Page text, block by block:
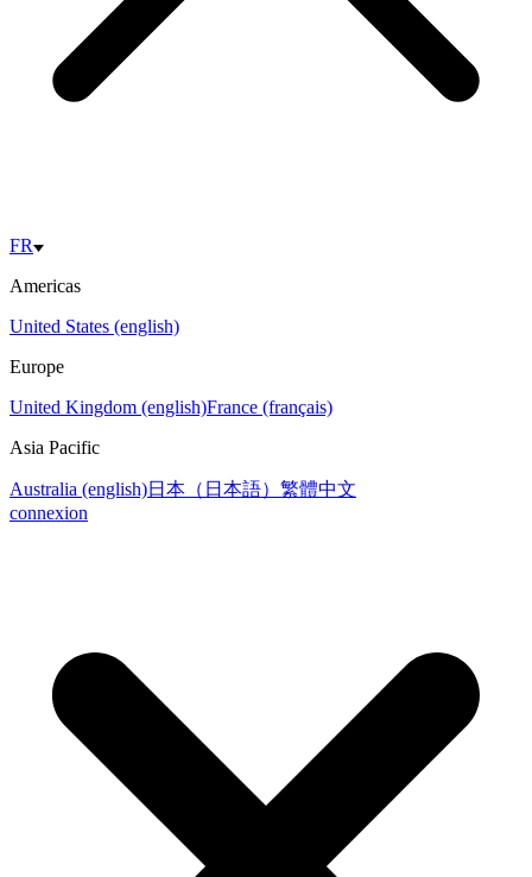
FR
Americas
United States (english)
Europe
United Kingdom (english)France (français)
Asia Pacific
Australia (english)日本（日本語） 繁體中文
connexion